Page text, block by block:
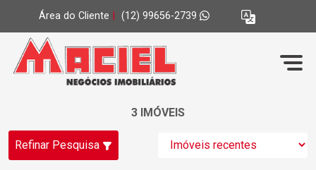
Área do Cliente (12) 99656-2739
3 IMÓVEIS
Refinar Pesquisa